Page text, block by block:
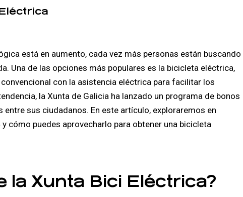
está en aumento, cada vez más personas están buscando
Una de las opciones más populares es la bicicleta eléctrica,
con la asistencia eléctrica para facilitar los
la Xunta de Galicia ha lanzado un programa de bonos
sus ciudadanos. En este artículo, exploraremos en
y cómo puedes aprovecharlo para obtener una bicicleta
la Xunta Bici Eléctrica?